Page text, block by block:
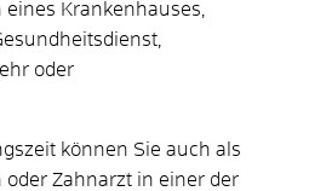
Krankenhauses,
oder
können Sie auch als
Zahnarzt in einer der